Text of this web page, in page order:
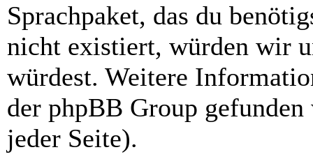
Sprachpaket, das du
nicht existiert, würden wir
würdest. Weitere
der phpBB Group
jeder Seite).